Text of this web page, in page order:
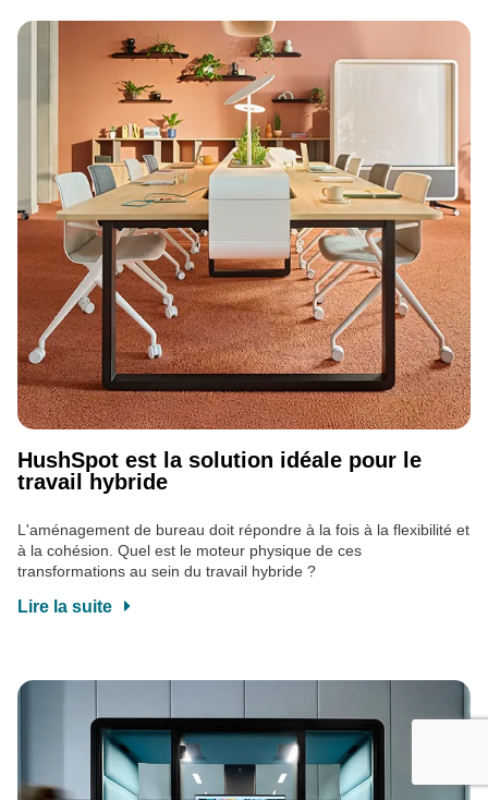
HushSpot est la solution idéale pour le
travail hybride
L'aménagement de bureau doit répondre à la fois à la flexibilité et
à la cohésion. Quel est le moteur physique de ces
transformations au sein du travail hybride ?
Lire la suite